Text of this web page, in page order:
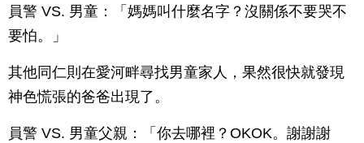
員警 VS. 男童：「媽媽叫什麼名字？沒關係不要哭不
要怕。」
其他同仁則在愛河畔尋找男童家人，果然很快就發現
神色慌張的爸爸出現了。
員警 VS. 男童父親：「你去哪裡？OKOK。謝謝謝